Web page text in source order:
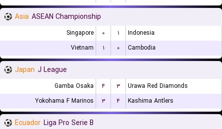
Asia ASEAN Championship
Singapore ۰ ۱
Indonesia
Vietnam
۱ ۰ Cambodia
Japan J League
Gamba Osaka ۴ ۳
Urawa Red Diamonds
Yokohama F Marinos
۳ ۴ Kashima Antlers
Ecuador Liga Pro Serie B